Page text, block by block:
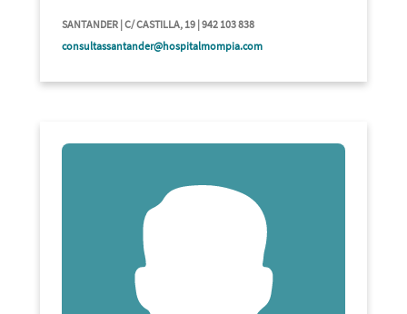
SANTANDER | C/ CASTILLA, 19 | 942 103 838
consultassantander@hospitalmompia.com